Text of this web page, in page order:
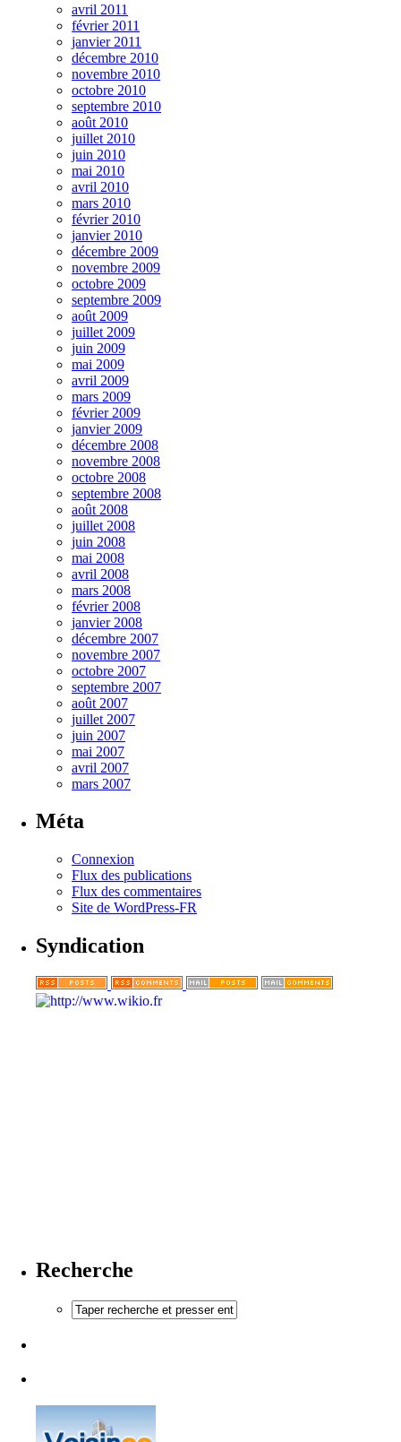
avril 2011
février 2011
janvier 2011
décembre 2010
novembre 2010
octobre 2010
septembre 2010
août 2010
juillet 2010
juin 2010
mai 2010
avril 2010
mars 2010
février 2010
janvier 2010
décembre 2009
novembre 2009
octobre 2009
septembre 2009
août 2009
juillet 2009
juin 2009
mai 2009
avril 2009
mars 2009
février 2009
janvier 2009
décembre 2008
novembre 2008
octobre 2008
septembre 2008
août 2008
juillet 2008
juin 2008
mai 2008
avril 2008
mars 2008
février 2008
janvier 2008
décembre 2007
novembre 2007
octobre 2007
septembre 2007
août 2007
juillet 2007
juin 2007
mai 2007
avril 2007
mars 2007
Méta
Connexion
Flux des publications
Flux des commentaires
Site de WordPress-FR
Syndication
Recherche